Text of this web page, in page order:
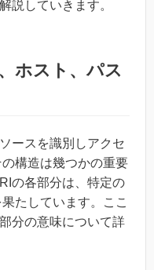
説していきます。
ホスト、パス
ースを識別しアクセ
構造は幾つかの重要
の各部分は、特定の
たしています。ここ
分の意味について詳